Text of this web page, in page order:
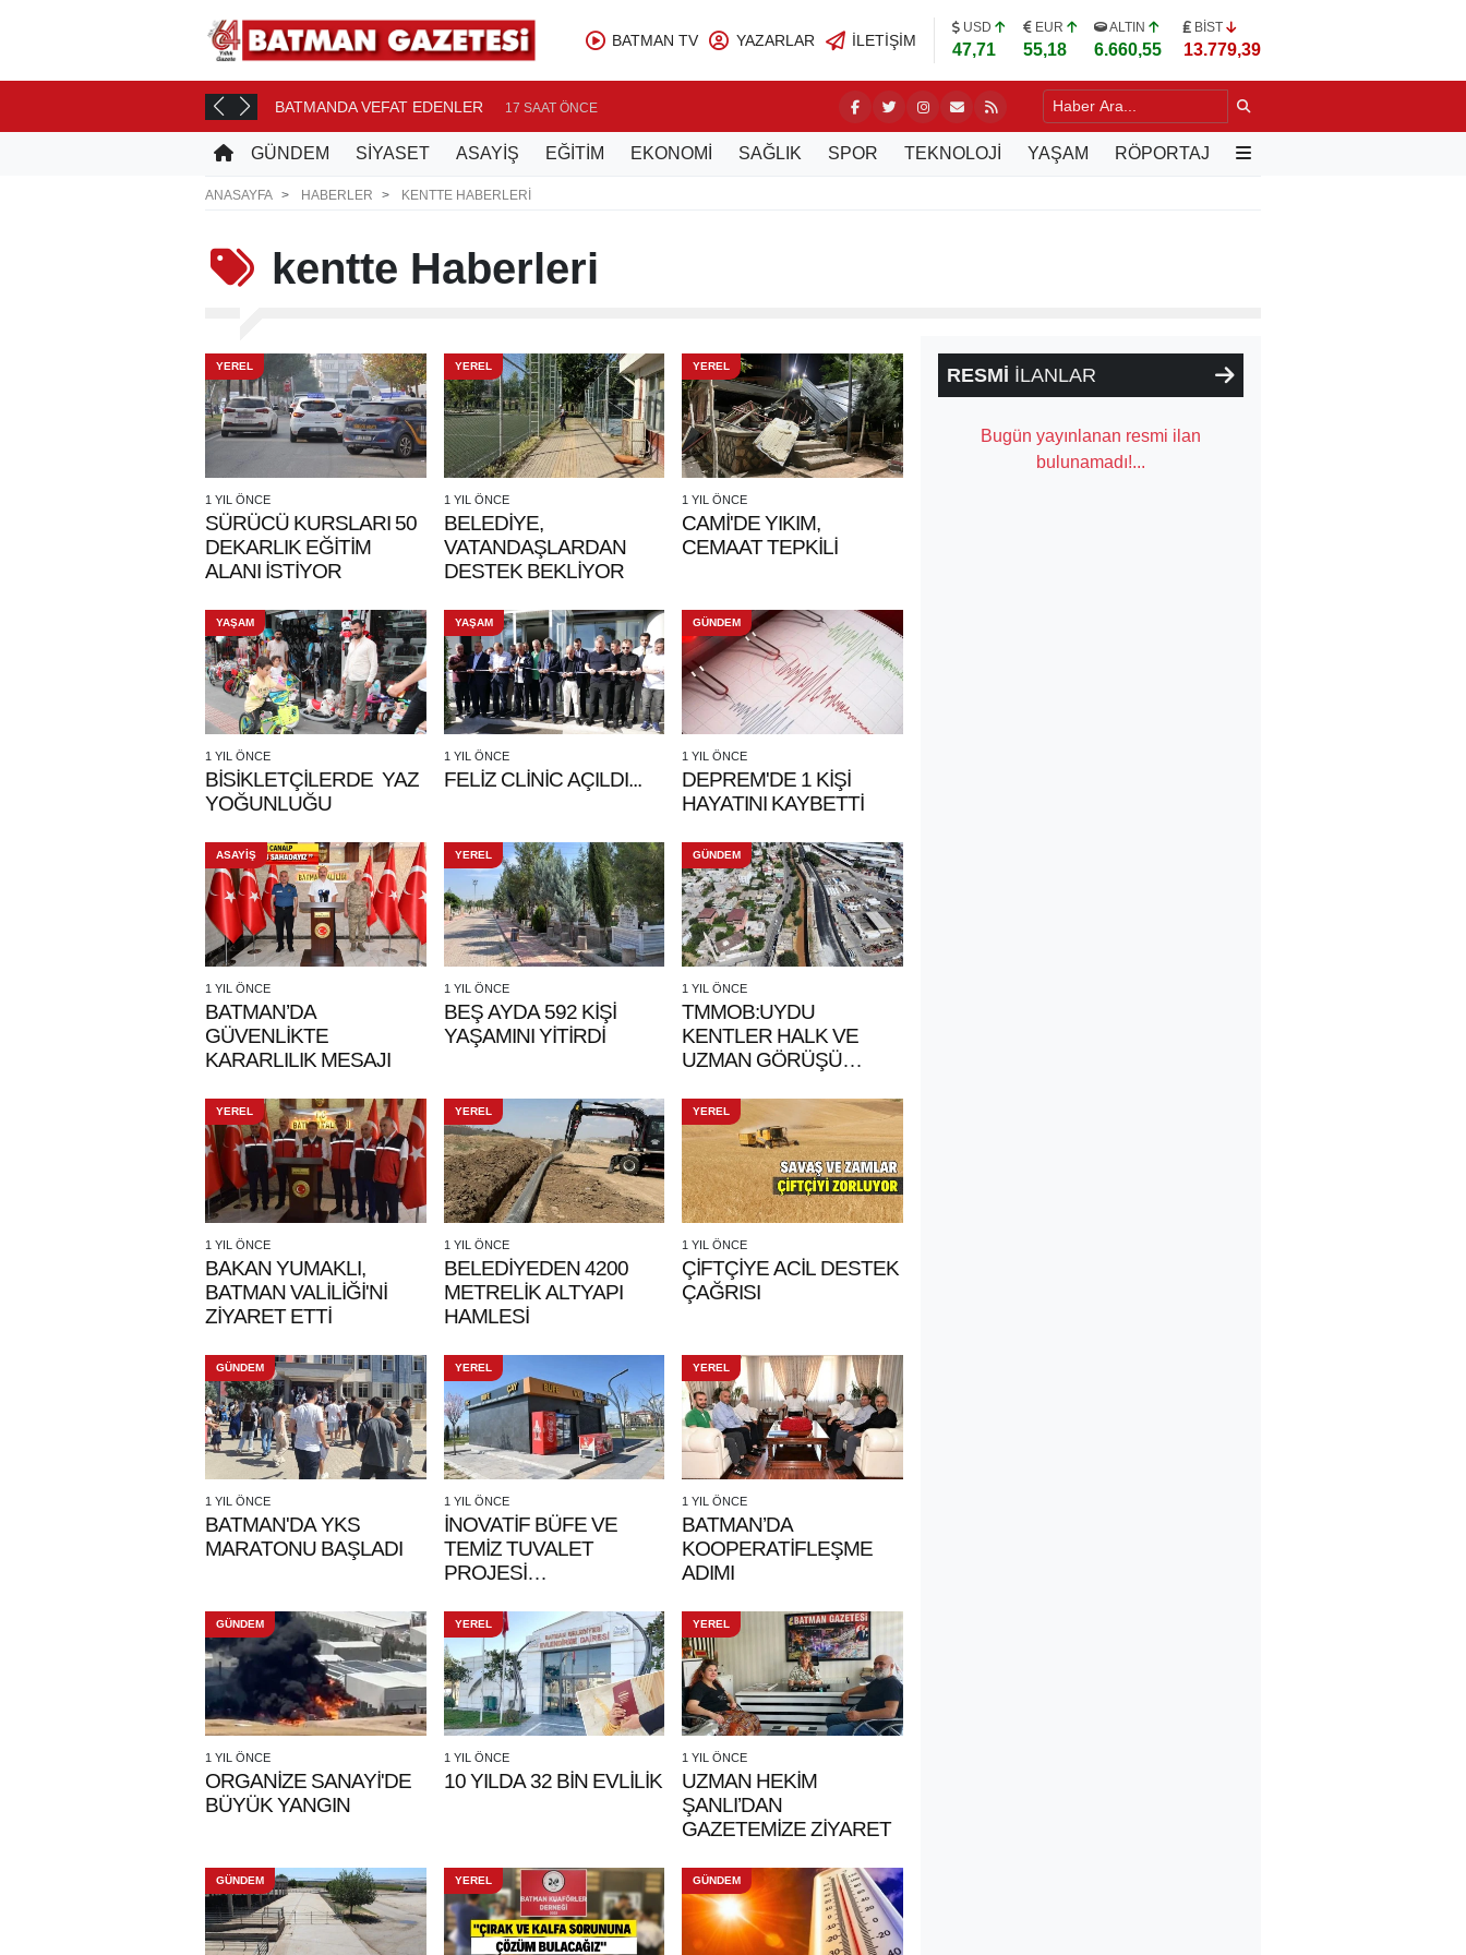
BATMAN TV YAZARLAR İLETIŞIM
USD
47,71
EUR
55,18
ALTIN
6.660,55
BİST
13.779,39
16 SAAT ÖNCE BATMANDA VEFAT EDENLER 17 SAAT ÖNCE ÜRETİCİLERE UYGULAMALI "YEŞİL BUDAMA" EĞİTİMİ
GÜNDEM SİYASET ASAYİŞ EĞİTİM EKONOMİ SAĞLIK SPOR TEKNOLOJİ YAŞAM RÖPORTAJ
ANASAYFA HABERLER KENTTE HABERLERI
kentte Haberleri
YEREL
1 YIL ÖNCE
SÜRÜCÜ KURSLARI 50
DEKARLIK EĞİTİM
ALANI İSTİYOR
YEREL
1 YIL ÖNCE
BELEDİYE,
VATANDAŞLARDAN
DESTEK BEKLİYOR
YEREL
1 YIL ÖNCE
CAMİ'DE YIKIM,
CEMAAT TEPKİLİ
YAŞAM
1 YIL ÖNCE
BİSİKLETÇİLERDE YAZ
YOĞUNLUĞU
YAŞAM
1 YIL ÖNCE
FELİZ CLİNİC AÇILDI...
GÜNDEM
1 YIL ÖNCE
DEPREM'DE 1 KİŞİ
HAYATINI KAYBETTİ
ASAYİŞ
1 YIL ÖNCE
BATMAN’DA
GÜVENLİKTE
KARARLILIK MESAJI
YEREL
1 YIL ÖNCE
BEŞ AYDA 592 KİŞİ
YAŞAMINI YİTİRDİ
GÜNDEM
1 YIL ÖNCE
TMMOB:UYDU
KENTLER HALK VE
UZMAN GÖRÜŞÜ
PLANLANIYOR
YEREL
1 YIL ÖNCE
BAKAN YUMAKLI,
BATMAN VALİLİĞİ'Nİ
ZİYARET ETTİ
YEREL
1 YIL ÖNCE
BELEDİYEDEN 4200
METRELİK ALTYAPI
HAMLESİ
YEREL
1 YIL ÖNCE
ÇİFTÇİYE ACİL DESTEK
ÇAĞRISI
GÜNDEM
1 YIL ÖNCE
BATMAN'DA YKS
MARATONU BAŞLADI
YEREL
1 YIL ÖNCE
İNOVATİF BÜFE VE
TEMİZ TUVALET
PROJESİ
YEREL
1 YIL ÖNCE
BATMAN’DA
KOOPERATİFLEŞME
ADIMI
GÜNDEM
1 YIL ÖNCE
ORGANİZE SANAYİ'DE
BÜYÜK YANGIN
YEREL
1 YIL ÖNCE
10 YILDA 32 BİN EVLİLİK
YEREL
1 YIL ÖNCE
UZMAN HEKİM
ŞANLI’DAN
GAZETEMİZE ZİYARET
GÜNDEM YEREL GÜNDEM
RESMİ İLANLAR
Bugün yayınlanan resmi ilan
bulunamadı!...